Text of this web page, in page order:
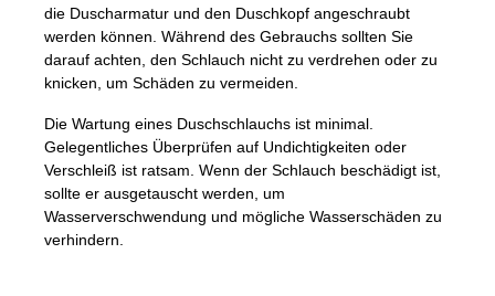
die Duscharmatur und den Duschkopf angeschraubt
werden können. Während des Gebrauchs sollten Sie
darauf achten, den Schlauch nicht zu verdrehen oder zu
knicken, um Schäden zu vermeiden.
Die Wartung eines Duschschlauchs ist minimal.
Gelegentliches Überprüfen auf Undichtigkeiten oder
Verschleiß ist ratsam. Wenn der Schlauch beschädigt ist,
sollte er ausgetauscht werden, um
Wasserverschwendung und mögliche Wasserschäden zu
verhindern.